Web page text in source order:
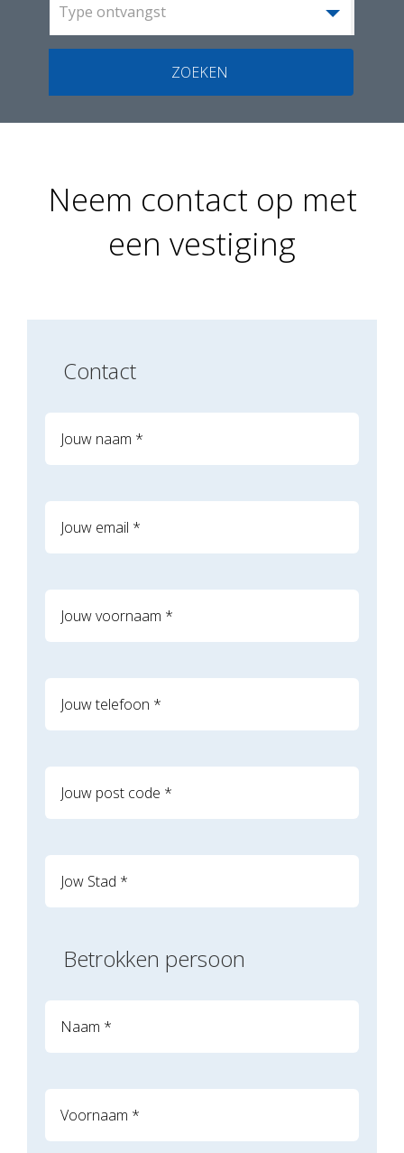
Type ontvangst
ZOEKEN
Neem contact op met
een vestiging
Contact
Betrokken persoon